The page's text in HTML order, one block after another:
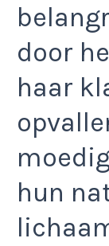
door
haar
hun